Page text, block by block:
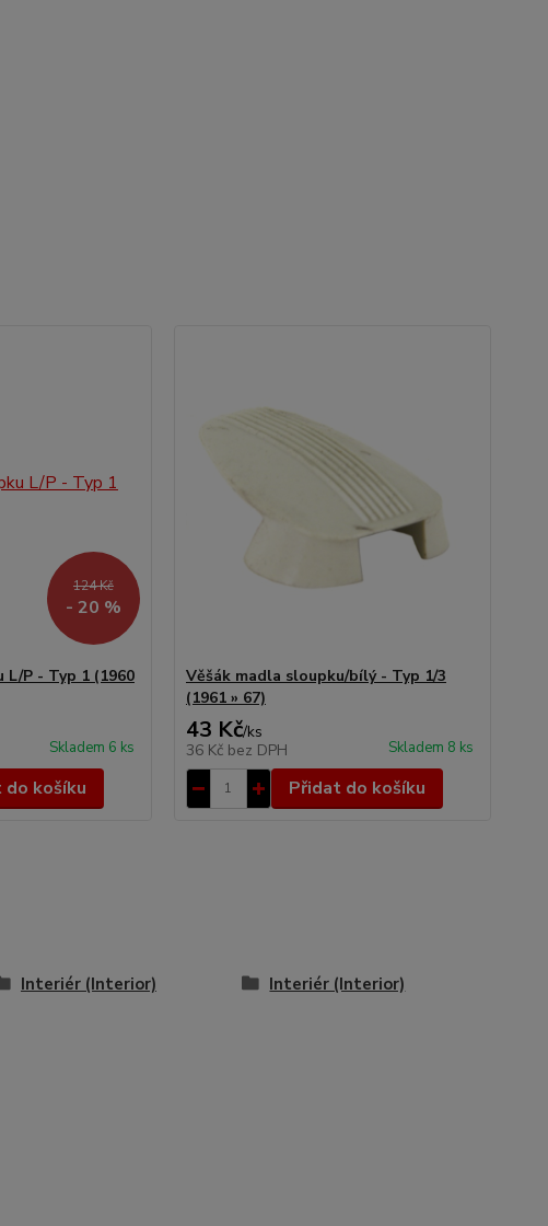
124 Kč
- 20 %
L/P - Typ 1 (1960
Skladem 6 ks
do košíku
Věšák madla sloupku/bílý - Typ 1/3
(1961 » 67)
43 Kč/ks
36 Kč bez DPH Skladem 8 ks
Přidat do košíku
Interiér (Interior) Interiér (Interior)